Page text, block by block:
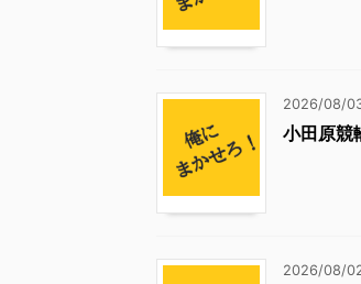
2026/08/
小田原競
2026/08/